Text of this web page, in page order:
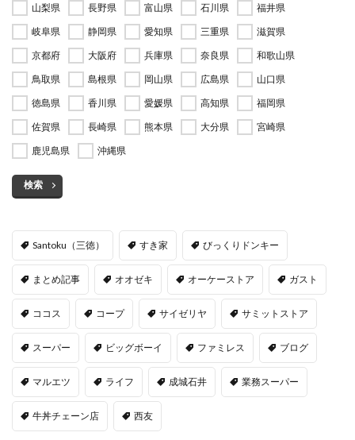
山梨県
長野県 富山県 石川県
福井県
岐阜県
静岡県 愛知県 三重県
滋賀県
京都府
大阪府 兵庫県 奈良県
和歌山県
鳥取県
島根県 岡山県 広島県
山口県
徳島県
香川県 愛媛県 高知県
福岡県
佐賀県
長崎県 熊本県 大分県
宮崎県
鹿児島県
沖縄県
検索
Santoku（三徳） すき家 びっくりドンキー
まとめ記事 オオゼキ オーケーストア ガスト
ココス コープ サイゼリヤ サミットストア
スーパー ビッグボーイ ファミレス ブログ
マルエツ ライフ 成城石井 業務スーパー
牛丼チェーン店 西友